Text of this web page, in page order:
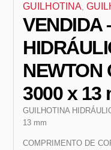
GUILHOTINA,
VENDIDA
NEWTON
3000 x 13
GUILHOTINA
13 mm
COMPRIMENTO DE